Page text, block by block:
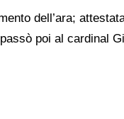
dell’ara;
poi al cardinal